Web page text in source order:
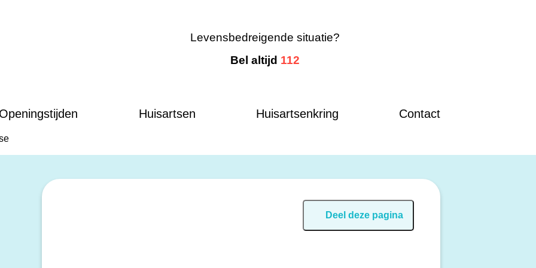
Levensbedreigende situatie?
Bel altijd 112
Openingstijden Huisartsen Huisartsenkring Contact
Deel deze pagina